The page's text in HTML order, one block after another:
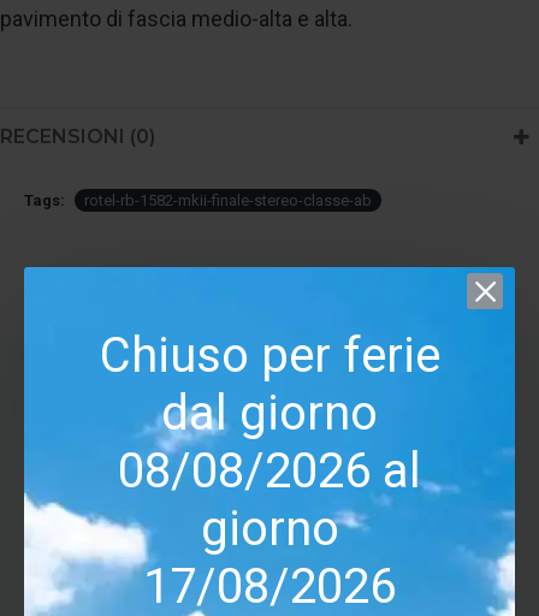
Chiuso per ferie
dal giorno
08/08/2026 al
giorno
17/08/2026
pavimento di fascia medio-alta e alta.
RECENSIONI (0)
Tags: rotel-rb-1582-mkii-finale-stereo-classe-ab
PRODOTTI RELATIVI